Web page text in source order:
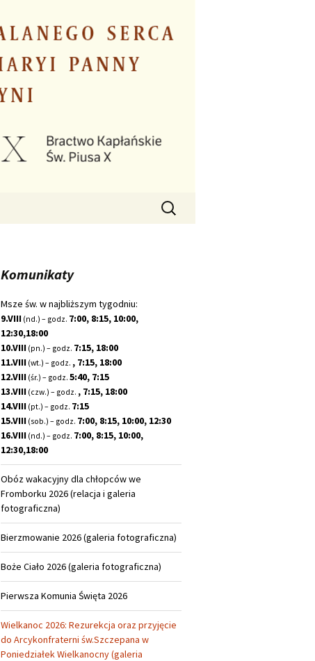
Szukaj:
Komunikaty
Msze św. w najbliższym tygodniu:
9.VIII (nd.) – godz. 7:00, 8:15, 10:00,
12:30,18:00
10.VIII (pn.) – godz. 7:15, 18:00
11.VIII (wt.) – godz. , 7:15, 18:00
12.VIII (śr.) – godz. 5:40, 7:15
13.VIII (czw.) – godz. , 7:15, 18:00
14.VIII (pt.) – godz. 7:15
15.VIII (sob.) – godz. 7:00, 8:15, 10:00, 12:30
16.VIII (nd.) – godz. 7:00, 8:15, 10:00,
12:30,18:00
Obóz wakacyjny dla chłopców we
Fromborku 2026 (relacja i galeria
fotograficzna)
Bierzmowanie 2026 (galeria fotograficzna)
Boże Ciało 2026 (galeria fotograficzna)
Pierwsza Komunia Święta 2026
Wielkanoc 2026: Rezurekcja oraz przyjęcie
do Arcykonfraterni św.Szczepana w
Poniedziałek Wielkanocny (galeria